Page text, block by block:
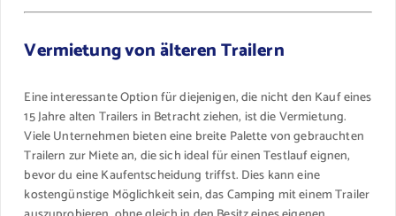
Vermietung von älteren Trailern
Eine interessante Option für diejenigen, die nicht den Kauf eines
15 Jahre alten Trailers in Betracht ziehen, ist die Vermietung.
Viele Unternehmen bieten eine breite Palette von gebrauchten
Trailern zur Miete an, die sich ideal für einen Testlauf eignen,
bevor du eine Kaufentscheidung triffst. Dies kann eine
kostengünstige Möglichkeit sein, das Camping mit einem Trailer